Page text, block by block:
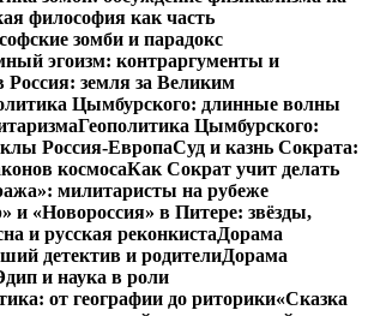
философия как часть
зомби и парадокс
эгоизм: контраргументы и
Россия: земля за Великим
Цымбурского: длинные волны
Геополитика Цымбурского:
Россия-ЕвропаСуд и казнь Сократа:
космосаКак Сократ учит делать
милитаристы на рубеже
и «Новороссия» в Питере: звёзды,
и русская реконкистаДорама
детектив и родителиДорама
и наука в роли
от географии до риторики«Сказка